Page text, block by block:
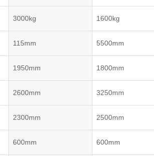
3000kg
115mm
1950mm
2600mm
2300mm
600mm
1600kg
5500mm
1800mm
3250mm
2500mm
600mm